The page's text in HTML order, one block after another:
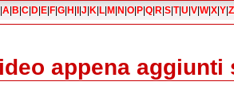
|A|B|C|D|E|F|G|H|I|J|K|L|M|N|O|P|Q|R|S|T|U|V|W|X|Y|Z
appena aggiunti